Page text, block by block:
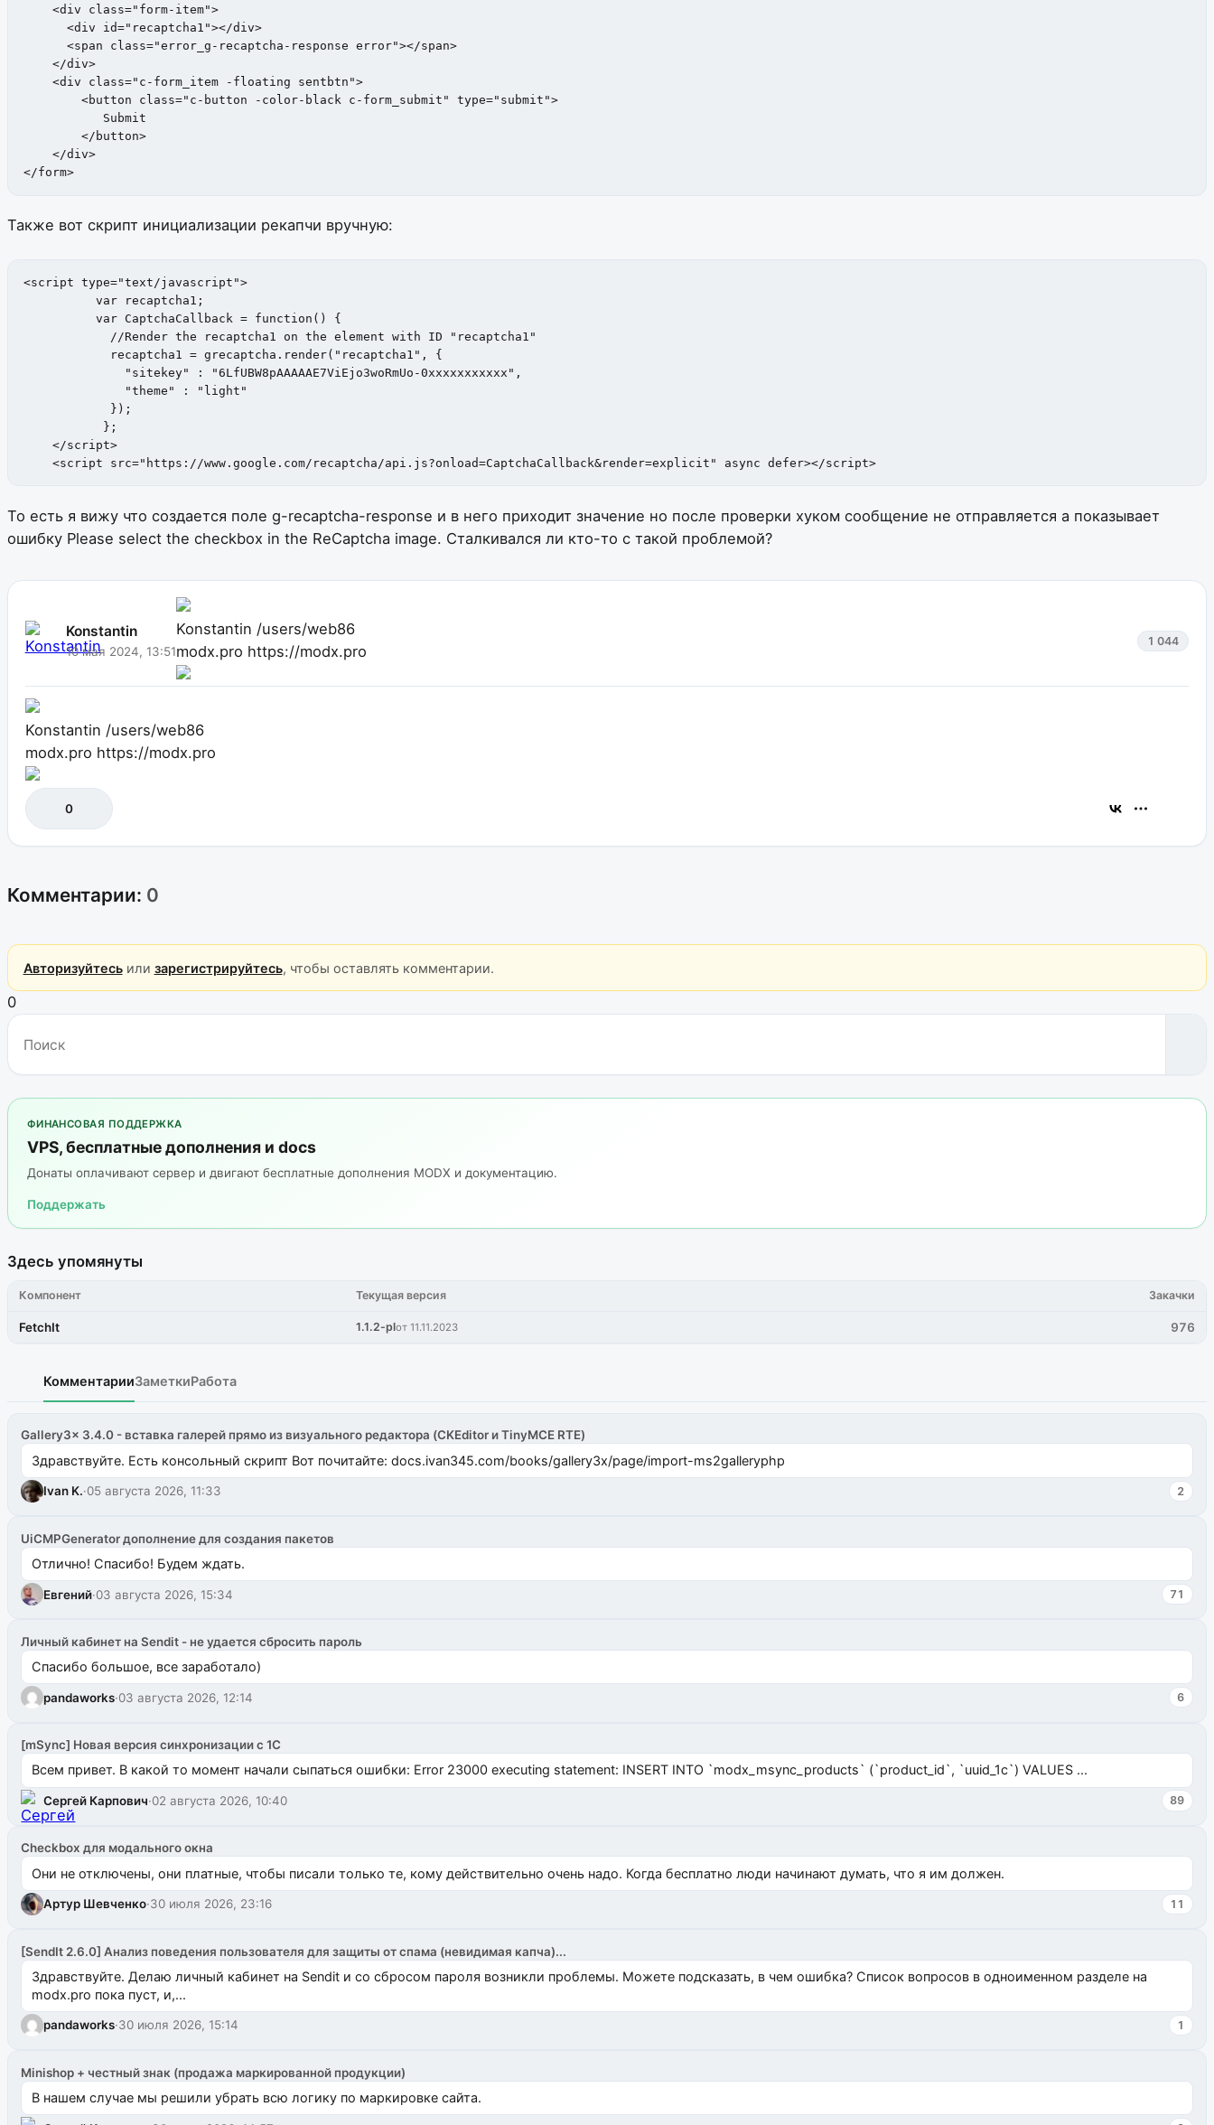
    <div class="form-item">
      <div id="recaptcha1"></div>
      <span class="error_g-recaptcha-response error"></span>
    </div>
    <div class="c-form_item -floating sentbtn">
        <button class="c-button -color-black c-form_submit" type="submit">
           Submit
        </button>
    </div>
</form>
Также вот скрипт инициализации рекапчи вручную:
<script type="text/javascript">
          var recaptcha1;
          var CaptchaCallback = function() {
            //Render the recaptcha1 on the element with ID "recaptcha1"
            recaptcha1 = grecaptcha.render("recaptcha1", {
              "sitekey" : "6LfUBW8pAAAAAE7ViEjo3woRmUo-0xxxxxxxxxxx",
              "theme" : "light"
            });
           };
    </script>
    <script src="https://www.google.com/recaptcha/api.js?onload=CaptchaCallback&render=explicit" async defer></script>
То есть я вижу что создается поле g-recaptcha-response и в него приходит значение но после проверки хуком сообщение не отправляется а показывает
ошибку Please select the checkbox in the ReCaptcha image. Сталкивался ли кто-то с такой проблемой?
Konstantin
10 мая 2024, 13:51
Konstantin /users/web86
modx.pro https://modx.pro
1 044
Konstantin /users/web86
modx.pro https://modx.pro
0
Комментарии: 0
Авторизуйтесьили зарегистрируйтесь, чтобы оставлять комментарии.
0
ФИНАНСОВАЯ ПОДДЕРЖКА
VPS, бесплатные дополнения и docs
Донаты оплачивают сервер и двигают бесплатные дополнения MODX и документацию.
Поддержать
Здесь упомянуты
Компонент Текущая версия Закачки
FetchIt 1.1.2-plот 11.11.2023 976
КомментарииЗаметкиРабота
Gallery3x 3.4.0 - вставка галерей прямо из визуального редактора (CKEditor и TinyMCE RTE)
Здравствуйте. Есть консольный скрипт Вот почитайте: docs.ivan345.com/books/gallery3x/page/import-ms2galleryphp
Ivan K.·05 августа 2026, 11:33 2
UiCMPGenerator дополнение для создания пакетов
Отлично! Спасибо! Будем ждать.
Евгений·03 августа 2026, 15:34 71
Личный кабинет на Sendit - не удается сбросить пароль
Спасибо большое, все заработало)
pandaworks·03 августа 2026, 12:14 6
[mSync] Новая версия синхронизации с 1С
Всем привет. В какой то момент начали сыпаться ошибки: Error 23000 executing statement: INSERT INTO `modx_msync_products` (`product_id`, `uuid_1c`) VALUES ...
Сергей Карпович·02 августа 2026, 10:40 89
Checkbox для модального окна
Они не отключены, они платные, чтобы писали только те, кому действительно очень надо. Когда бесплатно люди начинают думать, что я им должен.
Артур Шевченко·30 июля 2026, 23:16 11
[SendIt 2.6.0] Анализ поведения пользователя для защиты от спама (невидимая капча)...
Здравствуйте. Делаю личный кабинет на Sendit и со сбросом пароля возникли проблемы. Можете подсказать, в чем ошибка? Список вопросов в одноименном разделе на
modx.pro пока пуст, и,...
pandaworks·30 июля 2026, 15:14 1
Minishop + честный знак (продажа маркированной продукции)
В нашем случае мы решили убрать всю логику по маркировке сайта.